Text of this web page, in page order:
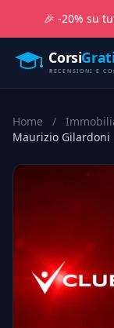
🎉 -20% su
Home /
Maurizio Gilardoni